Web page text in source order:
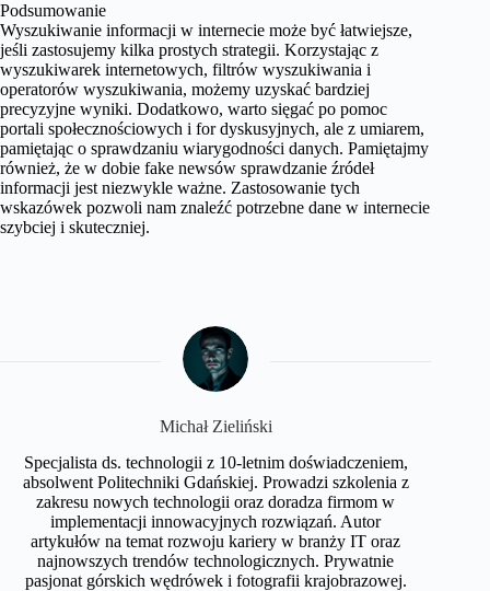
Podsumowanie
Wyszukiwanie informacji w internecie może być łatwiejsze,
jeśli zastosujemy kilka prostych strategii. Korzystając z
wyszukiwarek internetowych, filtrów wyszukiwania i
operatorów wyszukiwania, możemy uzyskać bardziej
precyzyjne wyniki. Dodatkowo, warto sięgać po pomoc
portali społecznościowych i for dyskusyjnych, ale z umiarem,
pamiętając o sprawdzaniu wiarygodności danych. Pamiętajmy
również, że w dobie fake newsów sprawdzanie źródeł
informacji jest niezwykle ważne. Zastosowanie tych
wskazówek pozwoli nam znaleźć potrzebne dane w internecie
szybciej i skuteczniej.
Michał Zieliński
Specjalista ds. technologii z 10-letnim doświadczeniem,
absolwent Politechniki Gdańskiej. Prowadzi szkolenia z
zakresu nowych technologii oraz doradza firmom w
implementacji innowacyjnych rozwiązań. Autor
artykułów na temat rozwoju kariery w branży IT oraz
najnowszych trendów technologicznych. Prywatnie
pasjonat górskich wędrówek i fotografii krajobrazowej.